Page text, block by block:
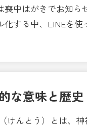
中はがきでお知ら
する中、LINEを使
な意味と歴史
けんとう）とは、